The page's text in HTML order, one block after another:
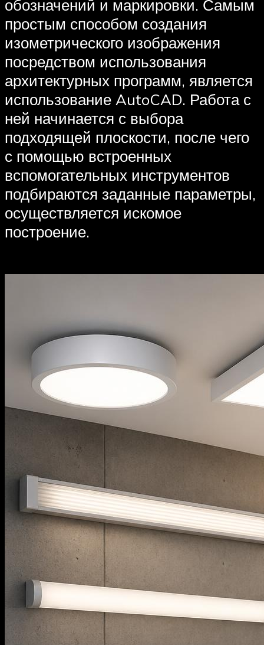
обозначений и маркировки. Самым
простым способом создания
изометрического изображения
посредством использования
архитектурных программ, является
использование AutoCAD. Работа с
ней начинается с выбора
подходящей плоскости, после чего
с помощью встроенных
вспомогательных инструментов
подбираются заданные параметры,
осуществляется искомое
построение.